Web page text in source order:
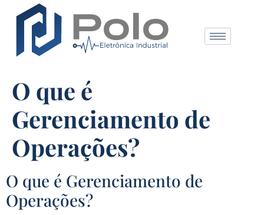
O que é
Gerenciamento de
Operações?
O que é Gerenciamento de
Operações?